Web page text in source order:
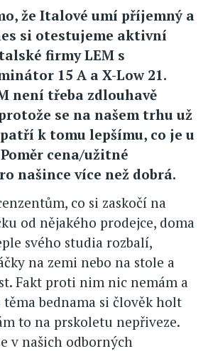
že Italové umí příjemný a
si otestujeme aktivní
firmy LEM s
15 A a X-Low 21.
není třeba zdlouhavě
se na našem trhu už
k tomu lepšímu, co je u
cena/užitné
našince více než dobrá.
co si zaskočí na
od nějakého prodejce, doma
svého studia rozbalí,
na zemi nebo na stole a
Fakt proti nim nic nemám a
těma bednama si člověk holt
to na prskoletu nepřiveze.
v našich odborných